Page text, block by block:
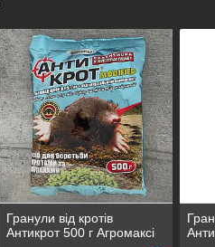
Гранули від кротів
Антикрот 500 г Агромаксі